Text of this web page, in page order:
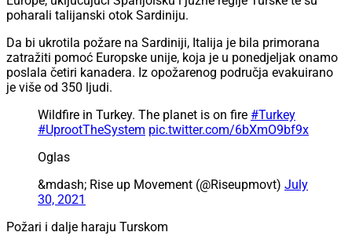
poharali talijanski otok Sardiniju.
Da bi ukrotila požare na Sardiniji, Italija je bila primorana
zatražiti pomoć Europske unije, koja je u ponedjeljak onamo
poslala četiri kanadera. Iz opožarenog područja evakuirano
je više od 350 ljudi.
Wildfire in Turkey. The planet is on fire #Turkey
#UprootTheSystem pic.twitter.com/6bXmO9bf9x
Oglas
&mdash; Rise up Movement (@Riseupmovt) July
30, 2021
Požari i dalje haraju Turskom